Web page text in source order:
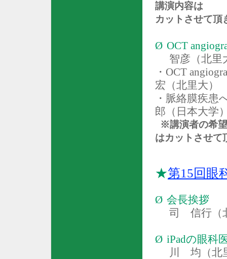
講演内容は
カットさせて頂
Ø OCT
智彦（北里
・ OCT
宏（北里大）
・脈絡膜疾患
郎（日本大学
※講演者の希
はカットさせて
★第15回眼
Ø 会長挨拶
司 信行（
Ø iPadの眼科
川 均（北